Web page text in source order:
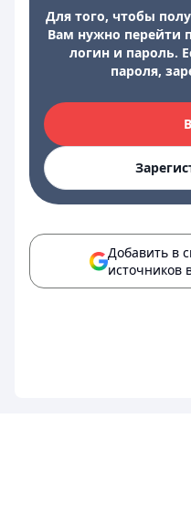
Для того, чтобы
Вам нужно перейти
логин и пароль.
пароля,
Добавить в
источников